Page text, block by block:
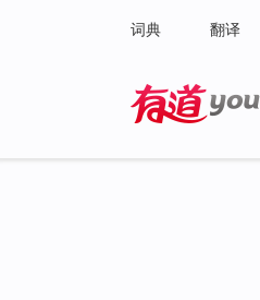
词典 翻译